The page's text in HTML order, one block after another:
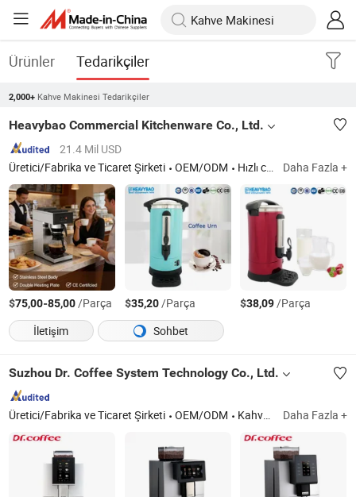
Ürünler Tedarikçiler
2,000+ Kahve Makinesi Tedarikçiler
Heavybao Commercial Kitchenware Co., Ltd.
21.4 Mil USD
Üretici/Fabrika ve Ticaret Şirketi
OEM/ODM Hızlı cevap Daha Fazla +
$75,00-85,00/Parça $35,20/Parça $38,09/Parça
İletişim
Sohbet
Suzhou Dr. Coffee System Technology Co., Ltd.
Üretici/Fabrika ve Ticaret Şirketi OEM/ODM Kahve Makinesi; Süt Soğutucu Daha Fazla +